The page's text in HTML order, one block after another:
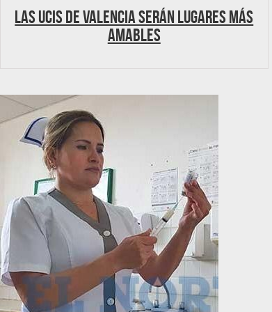
Las UCIs de Valencia serán lugares más
amables